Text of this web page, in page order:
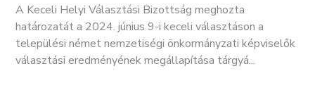
A Keceli Helyi Választási Bizottság meghozta
határozatát a 2024. június 9-i keceli választáson a
települési német nemzetiségi önkormányzati képviselők
választási eredményének megállapítása tárgyá...